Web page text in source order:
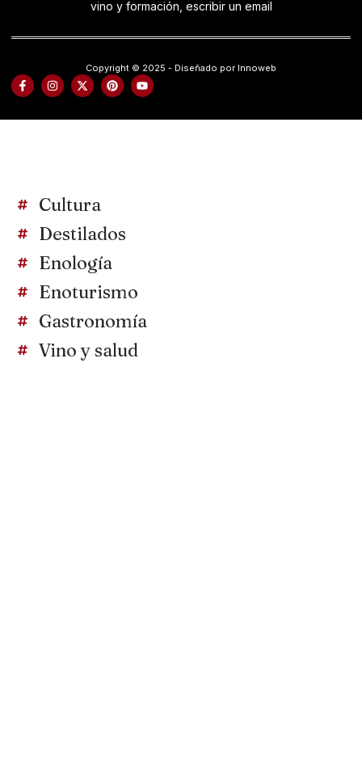
vino y formación, escribir un email
Copyright © 2025 - Diseñado por Innoweb
Cultura
Destilados
Enología
Enoturismo
Gastronomía
Vino y salud